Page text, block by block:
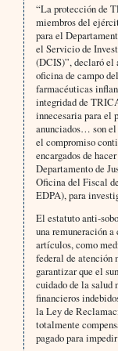
“La protección de
miembros del
para el
el Servicio de
(DCIS)”, declaró el
oficina de campo
farmacéuticas
integridad de
innecesaria para el
anunciados… son el
el compromiso
encargados de
Departamento de
Oficina del Fiscal
EDPA), para
El estatuto anti-
una remuneración
artículos, como
federal de atención
garantizar que el
cuidado de la salud
financieros
la Ley de
totalmente
pagado para